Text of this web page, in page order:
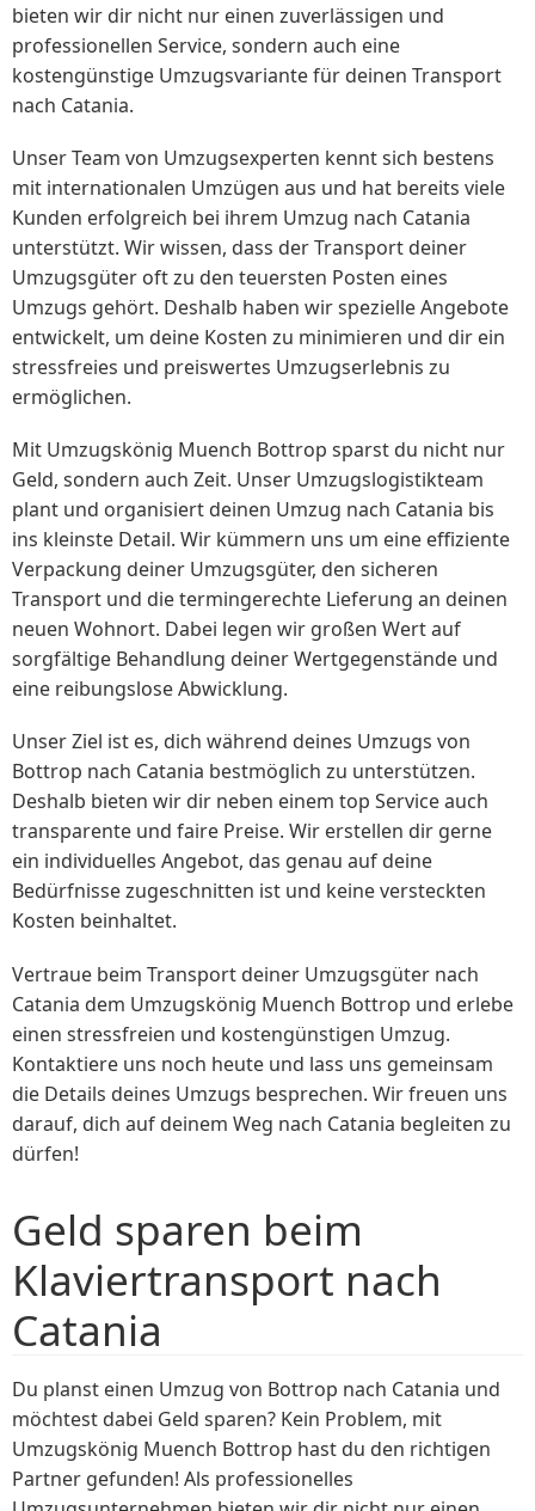
bieten wir dir nicht nur einen zuverlässigen und
professionellen Service, sondern auch eine
kostengünstige Umzugsvariante für deinen Transport
nach Catania.
Unser Team von Umzugsexperten kennt sich bestens
mit internationalen Umzügen aus und hat bereits viele
Kunden erfolgreich bei ihrem Umzug nach Catania
unterstützt. Wir wissen, dass der Transport deiner
Umzugsgüter oft zu den teuersten Posten eines
Umzugs gehört. Deshalb haben wir spezielle Angebote
entwickelt, um deine Kosten zu minimieren und dir ein
stressfreies und preiswertes Umzugserlebnis zu
ermöglichen.
Mit Umzugskönig Muench Bottrop sparst du nicht nur
Geld, sondern auch Zeit. Unser Umzugslogistikteam
plant und organisiert deinen Umzug nach Catania bis
ins kleinste Detail. Wir kümmern uns um eine effiziente
Verpackung deiner Umzugsgüter, den sicheren
Transport und die termingerechte Lieferung an deinen
neuen Wohnort. Dabei legen wir großen Wert auf
sorgfältige Behandlung deiner Wertgegenstände und
eine reibungslose Abwicklung.
Unser Ziel ist es, dich während deines Umzugs von
Bottrop nach Catania bestmöglich zu unterstützen.
Deshalb bieten wir dir neben einem top Service auch
transparente und faire Preise. Wir erstellen dir gerne
ein individuelles Angebot, das genau auf deine
Bedürfnisse zugeschnitten ist und keine versteckten
Kosten beinhaltet.
Vertraue beim Transport deiner Umzugsgüter nach
Catania dem Umzugskönig Muench Bottrop und erlebe
einen stressfreien und kostengünstigen Umzug.
Kontaktiere uns noch heute und lass uns gemeinsam
die Details deines Umzugs besprechen. Wir freuen uns
darauf, dich auf deinem Weg nach Catania begleiten zu
dürfen!
Geld sparen beim
Klaviertransport nach
Catania
Du planst einen Umzug von Bottrop nach Catania und
möchtest dabei Geld sparen? Kein Problem, mit
Umzugskönig Muench Bottrop hast du den richtigen
Partner gefunden! Als professionelles